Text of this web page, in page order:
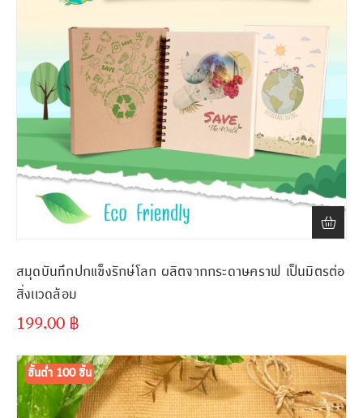
สมุดบันทึกปกแข็งรักษ์โลก ผลิตจากกระดาษคราฟ เป็นมิตรต่อ
สิ่งเเวดล้อม
199.00 ฿
ขั้นต่ำ 100 ชิ้น